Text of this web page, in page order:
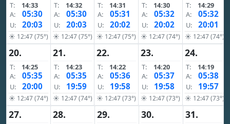
T:
14:33
A:
05:30
U: 20:03
☀ 12:47 (75°)
T:
14:32
A:
05:30
U: 20:03
☀ 12:47 (75°)
T:
14:31
A:
05:31
U: 20:02
☀ 12:47 (75°)
T:
14:30
A:
05:32
U: 20:02
☀ 12:47 (74°)
T:
14:29
A:
05:32
U: 20:01
☀ 12:47 (74°)
20.
T:
14:25
A:
05:35
U: 20:00
☀ 12:47 (74°)
21.
T:
14:23
A:
05:35
U: 19:59
☀ 12:47 (74°)
22.
T:
14:22
A:
05:36
U: 19:58
☀ 12:47 (73°)
23.
T:
14:20
A:
05:37
U: 19:58
☀ 12:47 (73°)
24.
T:
14:19
A:
05:38
U: 19:57
☀ 12:47 (73°)
27. 28. 29. 30. 31.